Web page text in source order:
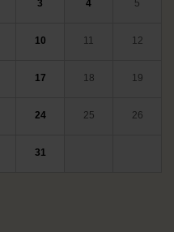
3 4 5
10 11 12
17 18 19
24 25 26
31